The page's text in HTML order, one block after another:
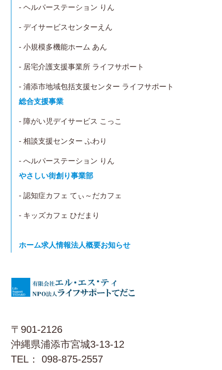
〒901-2126
沖縄県浦添市宮城3-13-12
TEL： 098-875-2557
- ヘルパーステーション りん
- デイサービスセンターえん
- 小規模多機能ホーム あん
- 居宅介護支援事業所 ライフサポート
- 浦添市地域包括支援センター ライフサポート
総合支援事業
- 障がい児デイサービス こっこ
- 相談支援センター ふわり
- へルパーステーション りん
やさしい街創り事業部
- 認知症カフェ てぃ～だカフェ
- キッズカフェ ひだまり
ホーム求人情報法人概要お知らせ